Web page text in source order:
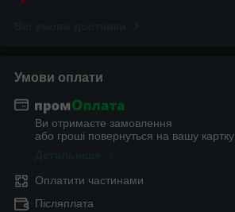
Умови оплати
Ви отримаєте замовлення
або гроші повернуться на вашу картку
Оплатити частинами
Післяплата